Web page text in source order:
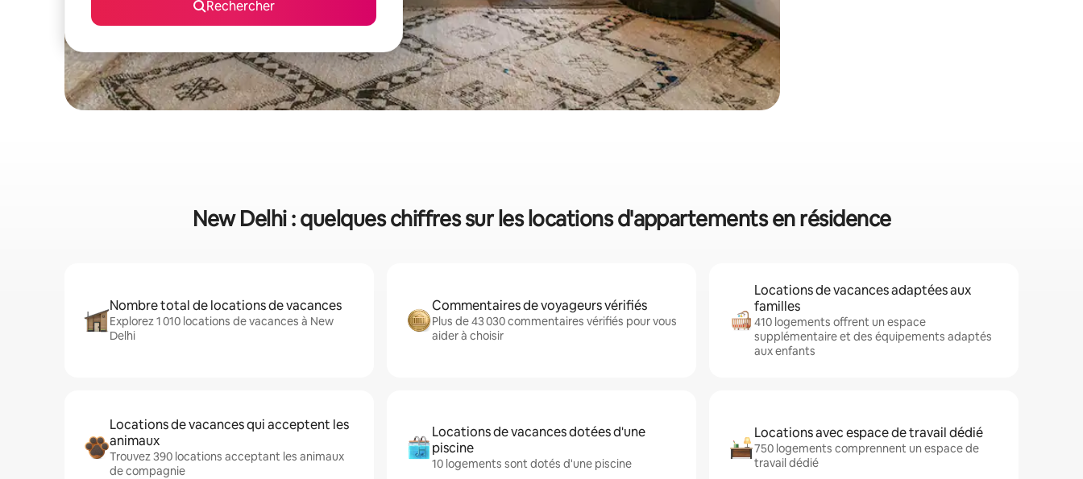
Rechercher
New Delhi : quelques chiffres sur les locations d'appartements en résidence
Nombre total de locations de vacances
Explorez 1 010 locations de vacances à New
Delhi
Commentaires de voyageurs vérifiés
Plus de 43 030 commentaires vérifiés pour vous
aider à choisir
Locations de vacances adaptées aux
familles
410 logements offrent un espace
supplémentaire et des équipements adaptés
aux enfants
Locations de vacances qui acceptent les
animaux
Trouvez 390 locations acceptant les animaux
de compagnie
Locations de vacances dotées d'une
piscine
10 logements sont dotés d'une piscine
Locations avec espace de travail dédié
750 logements comprennent un espace de
travail dédié